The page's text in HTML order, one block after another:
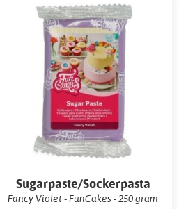
Sugarpaste/Sockerpasta
Fancy Violet - FunCakes - 250 gram